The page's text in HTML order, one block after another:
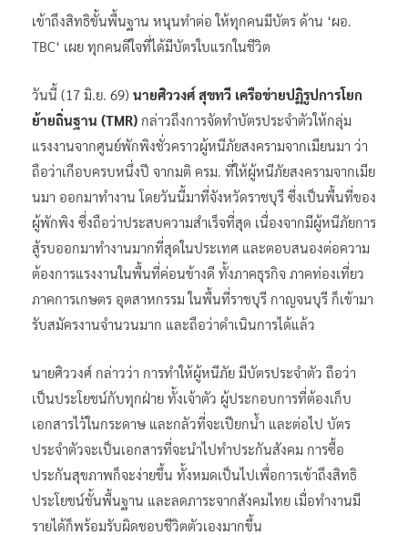
เข้าถึงสิทธิขั้นพื้นฐาน หนุนทำต่อ ให้ทุกคนมีบัตร ด้าน ‘ผอ.
TBC‘ เผย ทุกคนดีใจที่ได้มีบัตรใบแรกในชีวิต
วันนี้ (17 มิ.ย. 69) นายศิววงศ์ สุขทวี เครือข่ายปฏิรูปการโยก
ย้ายถิ่นฐาน (TMR) กล่าวถึงการจัดทำบัตรประจำตัวให้กลุ่ม
แรงงานจากศูนย์พักพิงชั่วคราวผู้หนีภัยสงครามจากเมียนมา ว่า
ถือว่าเกือบครบหนึ่งปี จากมติ ครม. ที่ให้ผู้หนีภัยสงครามจากเมีย
นมา ออกมาทำงาน โดยวันนี้มาที่จังหวัดราชบุรี ซึ่งเป็นพื้นที่ของ
ผู้พักพิง ซึ่งถือว่าประสบความสำเร็จที่สุด เนื่องจากมีผู้หนีภัยการ
สู้รบออกมาทำงานมากที่สุดในประเทศ และตอบสนองต่อความ
ต้องการแรงงานในพื้นที่ค่อนข้างดี ทั้งภาคธุรกิจ ภาคท่องเที่ยว
ภาคการเกษตร อุตสาหกรรม ในพื้นที่ราชบุรี กาญจนบุรี ก็เข้ามา
รับสมัครงานจำนวนมาก และถือว่าดำเนินการได้แล้ว
นายศิววงศ์ กล่าวว่า การทำให้ผู้หนีภัย มีบัตรประจำตัว ถือว่า
เป็นประโยชน์กับทุกฝ่าย ทั้งเจ้าตัว ผู้ประกอบการที่ต้องเก็บ
เอกสารไว้ในกระดาษ และกลัวที่จะเปียกน้ำ และต่อไป บัตร
ประจำตัวจะเป็นเอกสารที่จะนำไปทำประกันสังคม การซื้อ
ประกันสุขภาพก็จะง่ายขึ้น ทั้งหมดเป็นไปเพื่อการเข้าถึงสิทธิ
ประโยชน์ขั้นพื้นฐาน และลดภาระจากสังคมไทย เมื่อทำงานมี
รายได้ก็พร้อมรับผิดชอบชีวิตตัวเองมากขึ้น